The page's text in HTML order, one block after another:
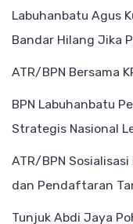
Labuhanbatu Agus
Bandar Hilang Jika
ATR/BPN Bersama
BPN Labuhanbatu
Strategis Nasional
ATR/BPN
dan Pendaftaran
Tunjuk Abdi Jaya